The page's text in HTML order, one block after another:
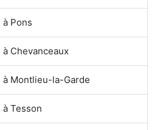
Pons
Chevanceaux
Montlieu-la-Garde
Tesson